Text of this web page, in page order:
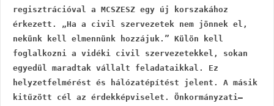
regisztrációval a MCSZESZ egy új korszakához
érkezett. „Ha a civil szervezetek nem jönnek el,
nekünk kell elmennünk hozzájuk.” Külön kell
foglalkozni a vidéki civil szervezetekkel, sokan
egyedül maradtak vállalt feladataikkal. Ez
helyzetfelmérést és hálózatépítést jelent. A másik
kitűzött cél az érdekképviselet. Önkormányzati–